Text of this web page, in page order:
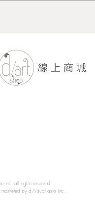
all rights reserved
by d/visual asia inc.